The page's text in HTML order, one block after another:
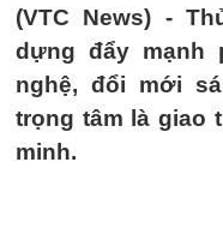
(VTC News) -
dựng đẩy mạnh
nghệ, đổi mới
trọng tâm là giao
minh.